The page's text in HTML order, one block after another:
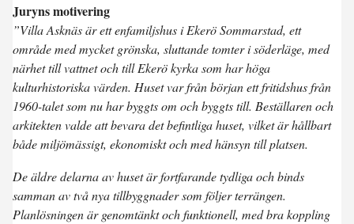
Juryns motivering
”Villa Asknäs är ett enfamiljshus i Ekerö Sommarstad, ett
område med mycket grönska, sluttande tomter i söderläge, med
närhet till vattnet och till Ekerö kyrka som har höga
kulturhistoriska värden. Huset var från början ett fritidshus från
1960-talet som nu har byggts om och byggts till. Beställaren och
arkitekten valde att bevara det befintliga huset, vilket är hållbart
både miljömässigt, ekonomiskt och med hänsyn till platsen.
De äldre delarna av huset är fortfarande tydliga och binds
samman av två nya tillbyggnader som följer terrängen.
Planlösningen är genomtänkt och funktionell, med bra koppling